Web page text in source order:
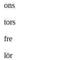
ons
tors
fre
lör